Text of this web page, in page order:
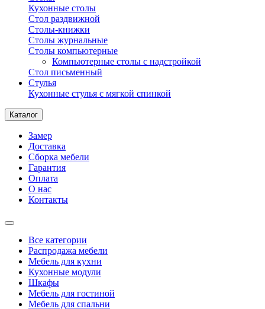
Кухонные столы
Стол раздвижной
Столы-книжки
Столы журнальные
Столы компьютерные
Компьютерные столы с надстройкой
Стол письменный
Стулья
Кухонные стулья с мягкой спинкой
Каталог
Замер
Доставка
Сборка мебели
Гарантия
Оплата
О нас
Контакты
Все категории
Распродажа мебели
Мебель для кухни
Кухонные модули
Шкафы
Мебель для гостиной
Мебель для спальни